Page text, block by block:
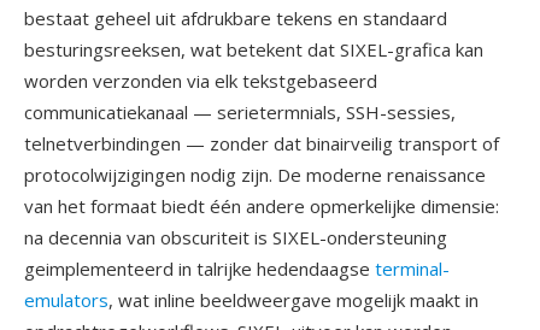
bestaat geheel uit afdrukbare tekens en standaard
besturingsreeksen, wat betekent dat SIXEL-grafica kan
worden verzonden via elk tekstgebaseerd
communicatiekanaal — serietermnials, SSH-sessies,
telnetverbindingen — zonder dat binairveilig transport of
protocolwijzigingen nodig zijn. De moderne renaissance
van het formaat biedt één andere opmerkelijke dimensie:
na decennia van obscuriteit is SIXEL-ondersteuning
geimplementeerd in talrijke hedendaagse terminal-
emulators, wat inline beeldweergave mogelijk maakt in